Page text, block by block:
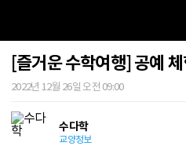
[즐거운 수학여행] 공예
2022년 12월 26일 오전 09:00
수다학
교양정보